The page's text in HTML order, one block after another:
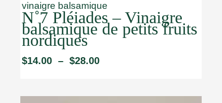
vinaigre balsamique
N˚7 Pléiades – Vinaigre
balsamique de petits fruits
nordiques
$14.00 – $28.00